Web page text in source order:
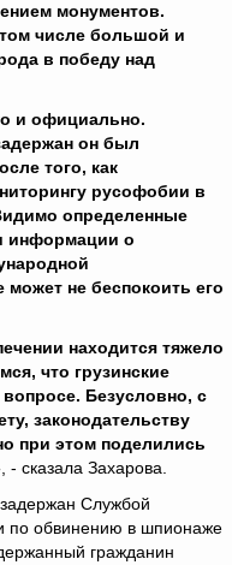
монументов.
числе большой и
в победу над
и официально.
он был
того, как
русофобии в
определенные
информации о
не беспокоить его
находится тяжело
что грузинские
Безусловно, с
законодательству
при этом поделились
- сказала Захарова.
Службой
по обвинению в шпионаже
гражданин